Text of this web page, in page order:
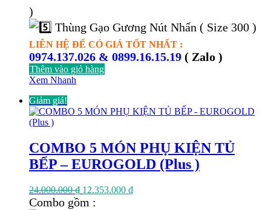
)
Thùng Gạo Gương Nút Nhấn ( Size 300 )
LIÊN HỆ ĐỂ CÓ GIÁ TỐT NHẤT :
0974.137.026 & 0899.16.15.19 ( Zalo )
Thêm vào giỏ hàng
Xem Nhanh
Giảm giá!
COMBO 5 MÓN PHỤ KIỆN TỦ
BẾP – EUROGOLD (Plus )
24.000.000₫ Giá
gốc
12.353.000 ₫Giá
Combo gồm :